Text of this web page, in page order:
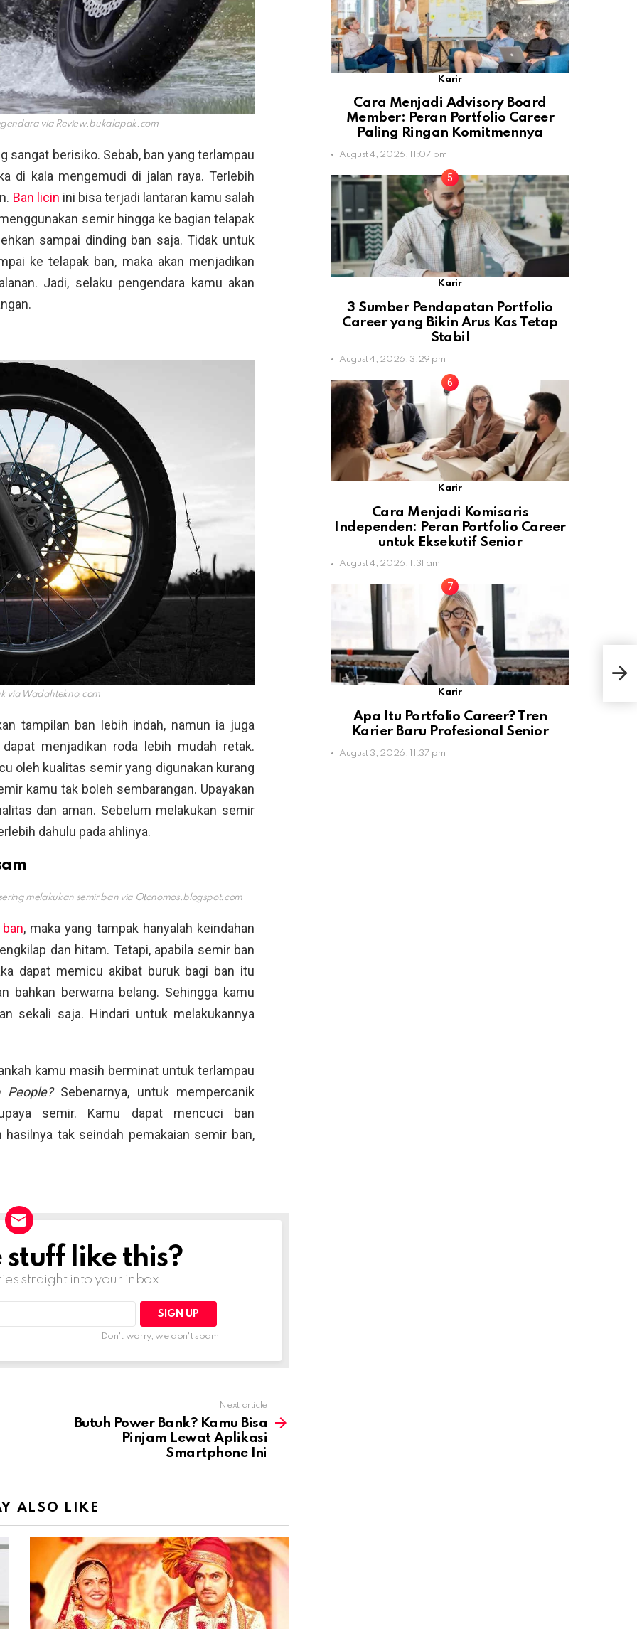
via Review.bukalapak.com
sangat berisiko. Sebab, ban yang terlampau
di kala mengemudi di jalan raya. Terlebih
Ban licin ini bisa terjadi lantaran kamu salah
semir hingga ke bagian telapak
sampai dinding ban saja. Tidak untuk
ke telapak ban, maka akan menjadikan
Jadi, selaku pengendara kamu akan
via Wadahtekno.com
tampilan ban lebih indah, namun ia juga
menjadikan roda lebih mudah retak.
oleh kualitas semir yang digunakan kurang
kamu tak boleh sembarangan. Upayakan
dan aman. Sebelum melakukan semir
dahulu pada ahlinya.
melakukan semir ban via Otonomos.blogspot.com
, maka yang tampak hanyalah keindahan
dan hitam. Tetapi, apabila semir ban
dapat memicu akibat buruk bagi ban itu
bahkan berwarna belang. Sehingga kamu
sekali saja. Hindari untuk melakukannya
kamu masih berminat untuk terlampau
People? Sebenarnya, untuk mempercanik
semir. Kamu dapat mencuci ban
tak seindah pemakaian semir ban,
like this?
straight into your inbox!
Don't worry, we don't spam
Next article
Butuh Power Bank? Kamu Bisa
Pinjam Lewat Aplikasi
Smartphone Ini
ALSO LIKE
Karir
Cara Menjadi Advisory Board
Member: Peran Portfolio Career
Paling Ringan Komitmennya
August 4, 2026, 11:07 pm
Karir
3 Sumber Pendapatan Portfolio
Career yang Bikin Arus Kas Tetap
Stabil
August 4, 2026, 3:29 pm
Karir
Cara Menjadi Komisaris
Independen: Peran Portfolio Career
untuk Eksekutif Senior
August 4, 2026, 1:31 am
Karir
Apa Itu Portfolio Career? Tren
Karier Baru Profesional Senior
August 3, 2026, 11:37 pm
Ini